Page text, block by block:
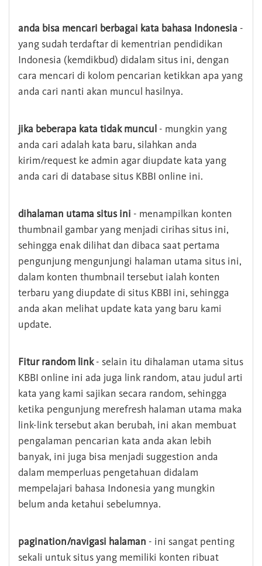
anda bisa mencari berbagai kata bahasa Indonesia -
yang sudah terdaftar di kementrian pendidikan
Indonesia (kemdikbud) didalam situs ini, dengan
cara mencari di kolom pencarian ketikkan apa yang
anda cari nanti akan muncul hasilnya.
jika beberapa kata tidak muncul - mungkin yang
anda cari adalah kata baru, silahkan anda
kirim/request ke admin agar diupdate kata yang
anda cari di database situs KBBI online ini.
dihalaman utama situs ini - menampilkan konten
thumbnail gambar yang menjadi cirihas situs ini,
sehingga enak dilihat dan dibaca saat pertama
pengunjung mengunjungi halaman utama situs ini,
dalam konten thumbnail tersebut ialah konten
terbaru yang diupdate di situs KBBI ini, sehingga
anda akan melihat update kata yang baru kami
update.
Fitur random link- selain itu dihalaman utama situs
KBBI online ini ada juga link random, atau judul arti
kata yang kami sajikan secara random, sehingga
ketika pengunjung merefresh halaman utama maka
link-link tersebut akan berubah, ini akan membuat
pengalaman pencarian kata anda akan lebih
banyak, ini juga bisa menjadi suggestion anda
dalam memperluas pengetahuan didalam
mempelajari bahasa Indonesia yang mungkin
belum anda ketahui sebelumnya.
pagination/navigasi halaman - ini sangat penting
sekali untuk situs yang memiliki konten ribuat